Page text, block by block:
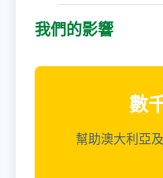
我們的影響
數
幫助澳大利亞